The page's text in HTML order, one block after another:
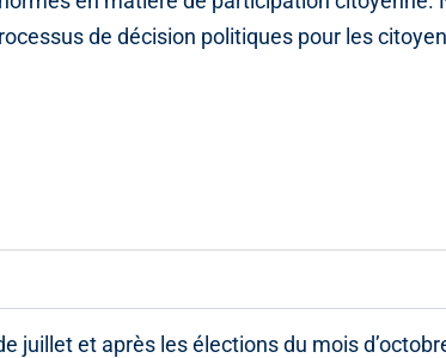
de décision politiques pour les
juillet et après les élections du mois